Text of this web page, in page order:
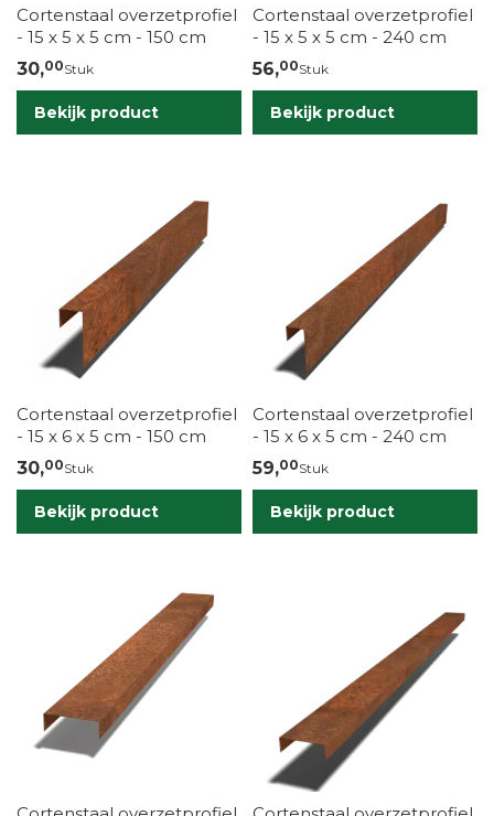
Cortenstaal overzetprofiel
- 15 x 5 x 5 cm - 150 cm
30,00Stuk
Bekijk product
Cortenstaal overzetprofiel
- 15 x 5 x 5 cm - 240 cm
56,00Stuk
Bekijk product
Cortenstaal overzetprofiel
- 15 x 6 x 5 cm - 150 cm
30,00Stuk
Bekijk product
Cortenstaal overzetprofiel
- 15 x 6 x 5 cm - 240 cm
59,00Stuk
Bekijk product